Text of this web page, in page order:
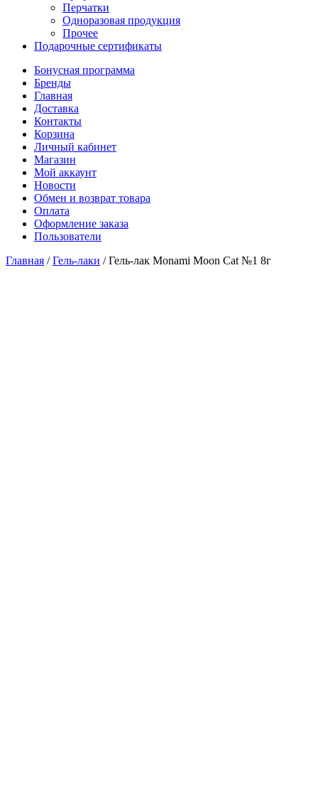
Перчатки
Одноразовая продукция
Прочее
Подарочные сертификаты
Бонусная программа
Бренды
Главная
Доставка
Контакты
Корзина
Личный кабинет
Магазин
Мой аккаунт
Новости
Обмен и возврат товара
Оплата
Оформление заказа
Пользователи
Главная /Гель-лаки /Гель-лак Monami Moon Cat №1 8г